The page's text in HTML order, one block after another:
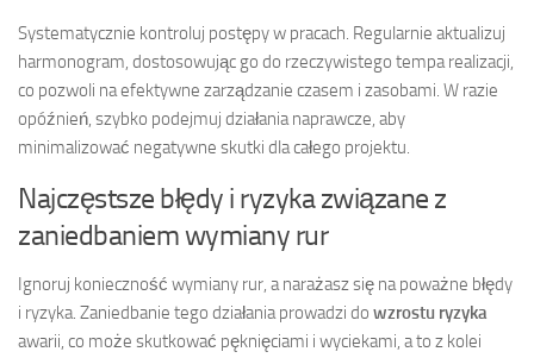
Systematycznie kontroluj postępy w pracach. Regularnie aktualizuj
harmonogram, dostosowując go do rzeczywistego tempa realizacji,
co pozwoli na efektywne zarządzanie czasem i zasobami. W razie
opóźnień, szybko podejmuj działania naprawcze, aby
minimalizować negatywne skutki dla całego projektu.
Najczęstsze błędy i ryzyka związane z
zaniedbaniem wymiany rur
Ignoruj konieczność wymiany rur, a narażasz się na poważne błędy
i ryzyka. Zaniedbanie tego działania prowadzi do wzrostu ryzyka
awarii, co może skutkować pęknięciami i wyciekami, a to z kolei